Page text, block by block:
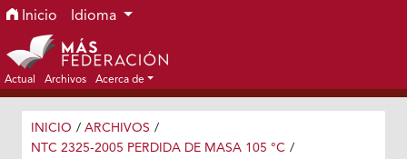
Ir al menú de navegación principal
Ir al contenido principal
Ir al pie de página del sitio
Inicio Idioma
Actual Archivos Acerca de
INICIO / ARCHIVOS /
NTC 2325-2005 PERDIDA DE MASA 105 °C /